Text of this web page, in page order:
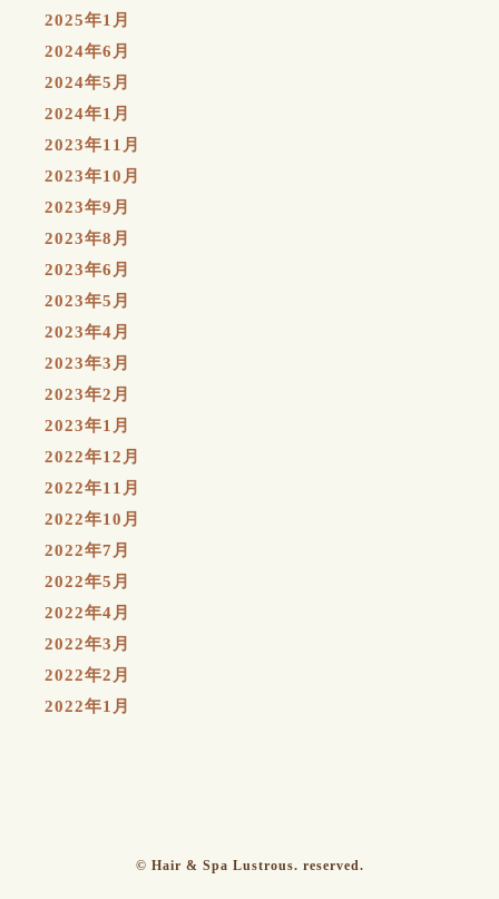
2025年1月
2024年6月
2024年5月
2024年1月
2023年11月
2023年10月
2023年9月
2023年8月
2023年6月
2023年5月
2023年4月
2023年3月
2023年2月
2023年1月
2022年12月
2022年11月
2022年10月
2022年7月
2022年5月
2022年4月
2022年3月
2022年2月
2022年1月
© Hair & Spa Lustrous. reserved.